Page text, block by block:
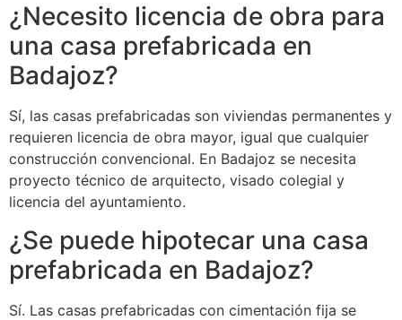
¿Necesito licencia de obra para
una casa prefabricada en
Badajoz?
Sí, las casas prefabricadas son viviendas permanentes y
requieren licencia de obra mayor, igual que cualquier
construcción convencional. En Badajoz se necesita
proyecto técnico de arquitecto, visado colegial y
licencia del ayuntamiento.
¿Se puede hipotecar una casa
prefabricada en Badajoz?
Sí. Las casas prefabricadas con cimentación fija se